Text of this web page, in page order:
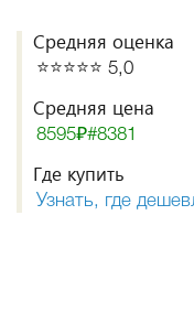
Средняя оценка
⭐️⭐️⭐️⭐️⭐️ 5,0
Средняя цена
8595₽#8381
Где купить
Узнать, где